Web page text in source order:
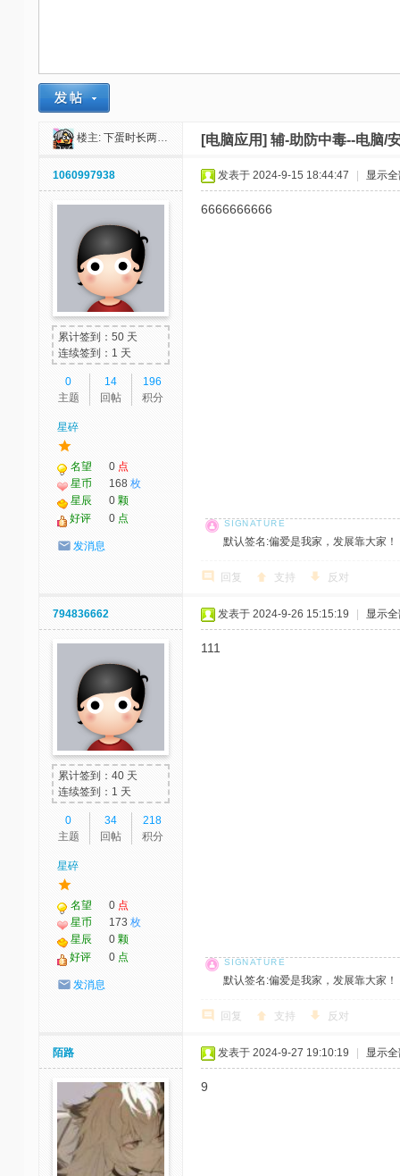
-
楼主: 下蛋时长两年半 [电脑应用] 辅-助防中毒--电脑/
1060997938
累计签到：50 天
连续签到：1 天
0
主题
14
回帖
196
积分
星碎
名望 0 点
星币
168 枚
星辰
0 颗
好评
0 点
发消息
发表于 2024-9-15 18:44:47 显示
6666666666
默认签名:偏爱是我家，发展靠大家
回复 支持 反对
794836662
累计签到：40 天
连续签到：1 天
0
主题
34
回帖
218
积分
星碎
名望 0 点
星币
173 枚
星辰
0 颗
好评
0 点
发消息
发表于 2024-9-26 15:15:19 显示
111
默认签名:偏爱是我家，发展靠大家
回复 支持 反对
陌路 发表于 2024-9-27 19:10:19 显示
9